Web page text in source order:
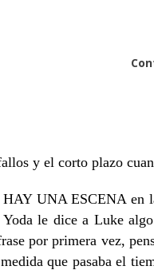
y el corto plazo
HAY UNA ESCENA en
Yoda le dice a Luke
por primera vez,
que pasaba el